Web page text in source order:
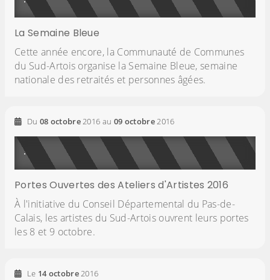
La Semaine Bleue
Cette année encore, la Communauté de Communes
du Sud-Artois organise la Semaine Bleue, semaine
nationale des retraités et personnes âgées.
Du 08 octobre2016 au 09 octobre2016
Portes Ouvertes des Ateliers d'Artistes 2016
À l'initiative du Conseil Départemental du Pas-de-
Calais, les artistes du Sud-Artois ouvrent leurs portes
les 8 et 9 octobre.
Le 14 octobre2016